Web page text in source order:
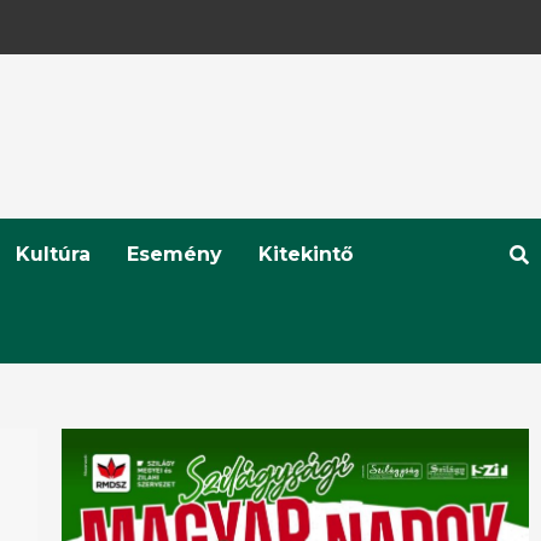
Kultúra Esemény Kitekintő